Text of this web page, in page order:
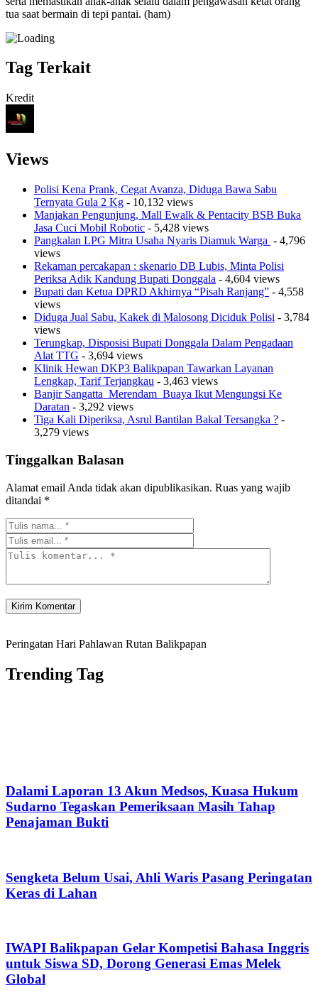
tua saat bermain di tepi pantai. (ham)
Tag Terkait
Kredit
Views
Polisi Kena Prank, Cegat Avanza, Diduga Bawa Sabu
Ternyata Gula 2 Kg - 10,132 views
Manjakan Pengunjung, Mall Ewalk & Pentacity BSB Buka
Jasa Cuci Mobil Robotic - 5,428 views
Pangkalan LPG Mitra Usaha Nyaris Diamuk Warga - 4,796
views
Rekaman percakapan : skenario DB Lubis, Minta Polisi
Periksa Adik Kandung Bupati Donggala - 4,604 views
Bupati dan Ketua DPRD Akhirnya “Pisah Ranjang” - 4,558
views
Diduga Jual Sabu, Kakek di Malosong Diciduk Polisi - 3,784
views
Terungkap, Disposisi Bupati Donggala Dalam Pengadaan
Alat TTG - 3,694 views
Klinik Hewan DKP3 Balikpapan Tawarkan Layanan
Lengkap, Tarif Terjangkau - 3,463 views
Banjir Sangatta Merendam Buaya Ikut Mengungsi Ke
Daratan - 3,292 views
Tiga Kali Diperiksa, Asrul Bantilan Bakal Tersangka ? -
3,279 views
Tinggalkan Balasan
Alamat email Anda tidak akan dipublikasikan. Ruas yang wajib
ditandai *
Peringatan Hari Pahlawan Rutan Balikpapan
Trending Tag
Dalami Laporan 13 Akun Medsos, Kuasa Hukum
Sudarno Tegaskan Pemeriksaan Masih Tahap
Penajaman Bukti
Sengketa Belum Usai, Ahli Waris Pasang Peringatan
Keras di Lahan
IWAPI Balikpapan Gelar Kompetisi Bahasa Inggris
untuk Siswa SD, Dorong Generasi Emas Melek
Global